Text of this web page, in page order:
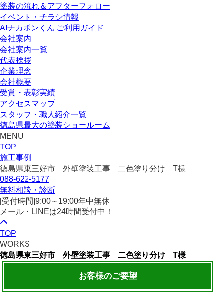
塗装の流れ＆アフターフォロー
イベント・チラシ情報
AIナカポンくん ご利用ガイド
会社案内
会社案内一覧
代表挨拶
企業理念
会社概要
受賞・表彰実績
アクセスマップ
スタッフ・職人紹介一覧
徳島県最大の塗装ショールーム
MENU
TOP
施工事例
徳島県東三好市 外壁塗装工事 二色塗り分け T様
088-622-5177
無料相談・診断
[受付時間]9:00～19:00年中無休
メール・LINEは24時間受付中！
TOP
WORKS
徳島県東三好市 外壁塗装工事 二色塗り分け T様
お客様のご要望